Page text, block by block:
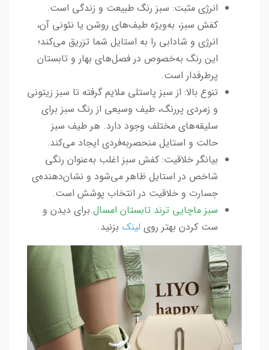
انرژی مثبت: سبز رنگ طبیعت و زندگی است.
کفش سبز، به‌ویژه طیف‌های روشن یا نئونی آن،
انرژی و شادابی را به استایل شما تزریق می‌کند؛
این رنگ به‌خصوص در فصل‌های بهار و تابستان
پرطرفدار است.
تنوع بالا: از سبز پاستلی ملایم گرفته تا سبز زیتونی
و زمردی پررنگ، طیف وسیعی از رنگ سبز برای
سلیقه‌های مختلف وجود دارد. هر طیف سبز
حالت و استایل منحصربه‌فردی ایجاد می‌کند.
بیانگر خلاقیت: کفش سبز اغلب به‌عنوان رنگی
شاخص در استایل ظاهر می‌شود و نشان‌دهنده‌ی
جسارت و خلاقیت در انتخاب پوشش است.
سبز ماچایی ترند تابستان امسال.برای دیدن و
ست کردن بهتر روی لینک بزنید.